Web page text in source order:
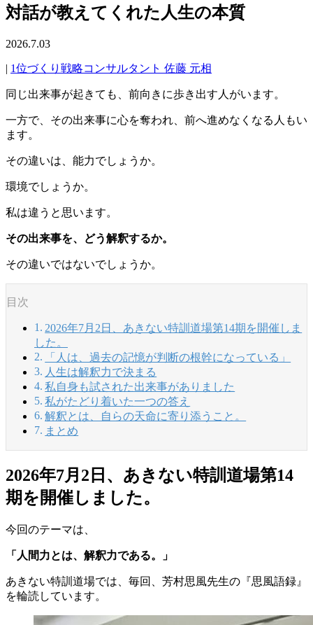
対話が教えてくれた人生の本質
2026.7.03
| 1位づくり戦略コンサルタント 佐藤 元相
同じ出来事が起きても、前向きに歩き出す人がいます。
一方で、その出来事に心を奪われ、前へ進めなくなる人もい
ます。
その違いは、能力でしょうか。
環境でしょうか。
私は違うと思います。
その出来事を、どう解釈するか。
その違いではないでしょうか。
目次
2026年7月2日、あきない特訓道場第14期を開催しま
した。
「人は、過去の記憶が判断の根幹になっている」
人生は解釈力で決まる
私自身も試された出来事がありました
私がたどり着いた一つの答え
解釈とは、自らの天命に寄り添うこと。
まとめ
2026年7月2日、あきない特訓道場第14
期を開催しました。
今回のテーマは、
「人間力とは、解釈力である。」
あきない特訓道場では、毎回、芳村思風先生の『思風語録』
を輪読しています。